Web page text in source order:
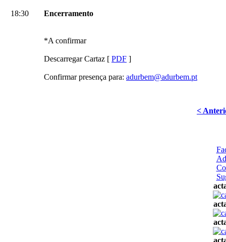
18:30 Encerramento
*A confirmar
Descarregar Cartaz [ PDF ]
Confirmar presença para: adurbem@adurbem.pt
<